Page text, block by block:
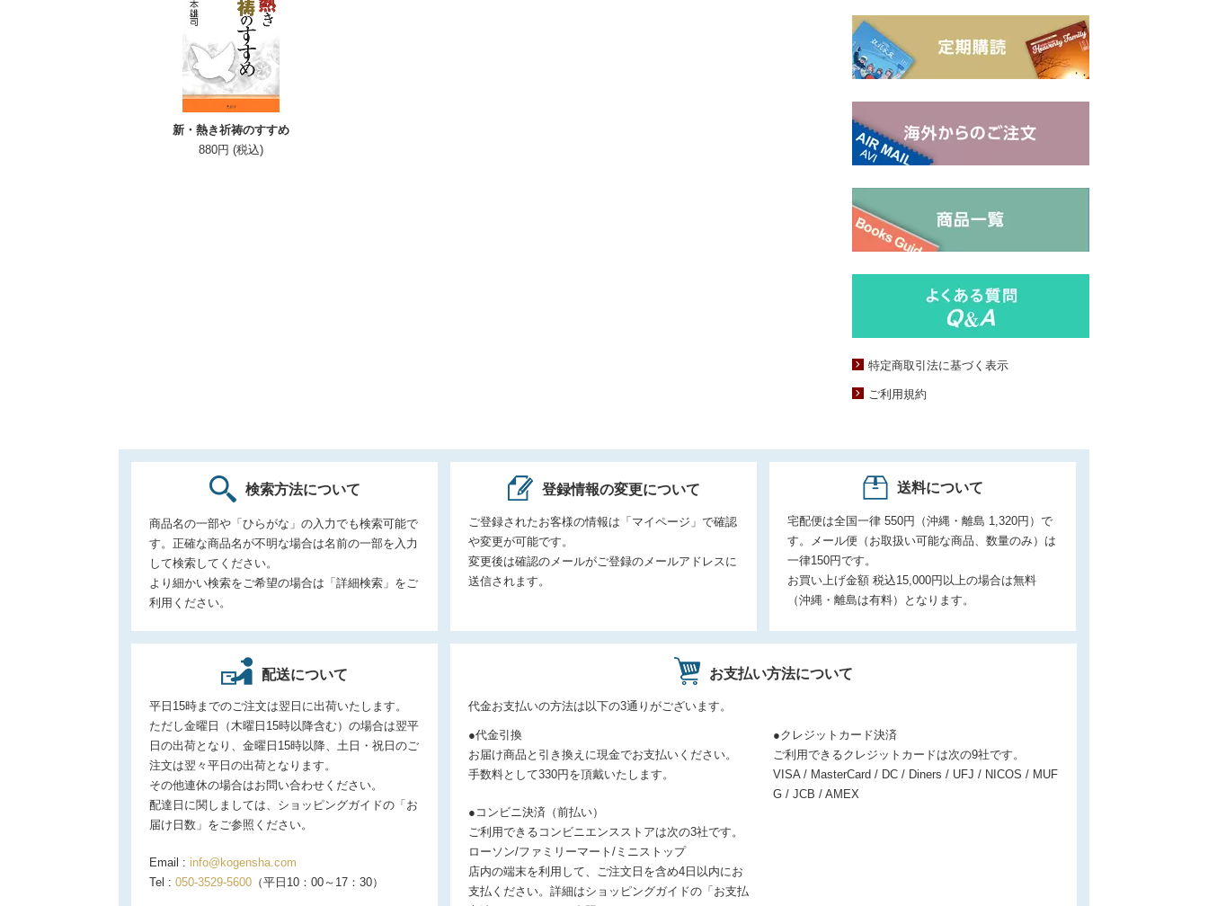
新・熱き祈祷のすすめ
880円 (税込)
特定商取引法に基づく表示
ご利用規約
検索方法について
商品名の一部や「ひらがな」の入力でも検索可能で
す。正確な商品名が不明な場合は名前の一部を入力
して検索してください。
より細かい検索をご希望の場合は「詳細検索」をご
利用ください。
登録情報の変更について
ご登録されたお客様の情報は「マイページ」で確認
や変更が可能です。
変更後は確認のメールがご登録のメールアドレスに
送信されます。
送料について
宅配便は全国一律 550円（沖縄・離島 1,320円）で
す。メール便（お取扱い可能な商品、数量のみ）は
一律150円です。
お買い上げ金額 税込15,000円以上の場合は無料
（沖縄・離島は有料）となります。
配送について
平日15時までのご注文は翌日に出荷いたします。
ただし金曜日（木曜日15時以降含む）の場合は翌平
日の出荷となり、金曜日15時以降、土日・祝日のご
注文は翌々平日の出荷となります。
その他連休の場合はお問い合わせください。
配達日に関しましては、ショッピングガイドの「お
届け日数」をご参照ください。
Email : info@kogensha.com
Tel : 050-3529-5600 （平日10：00～17：30）
お支払い方法について
代金お支払いの方法は以下の3通りがございます。
●代金引換
お届け商品と引き換えに現金でお支払いください。
手数料として330円を頂戴いたします。
●コンビニ決済（前払い）
ご利用できるコンビニエンスストアは次の3社です。
ローソン/ファミリーマート/ミニストップ
店内の端末を利用して、ご注文日を含め4日以内にお
支払ください。詳細はショッピングガイドの「お支払
●クレジットカード決済
ご利用できるクレジットカードは次の9社です。
VISA / MasterCard / DC / Diners / UFJ / NICOS / MUF
G / JCB / AMEX